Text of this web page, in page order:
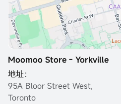
Moomoo Store - Yorkville
地址：
95A Bloor Street West,
Toronto